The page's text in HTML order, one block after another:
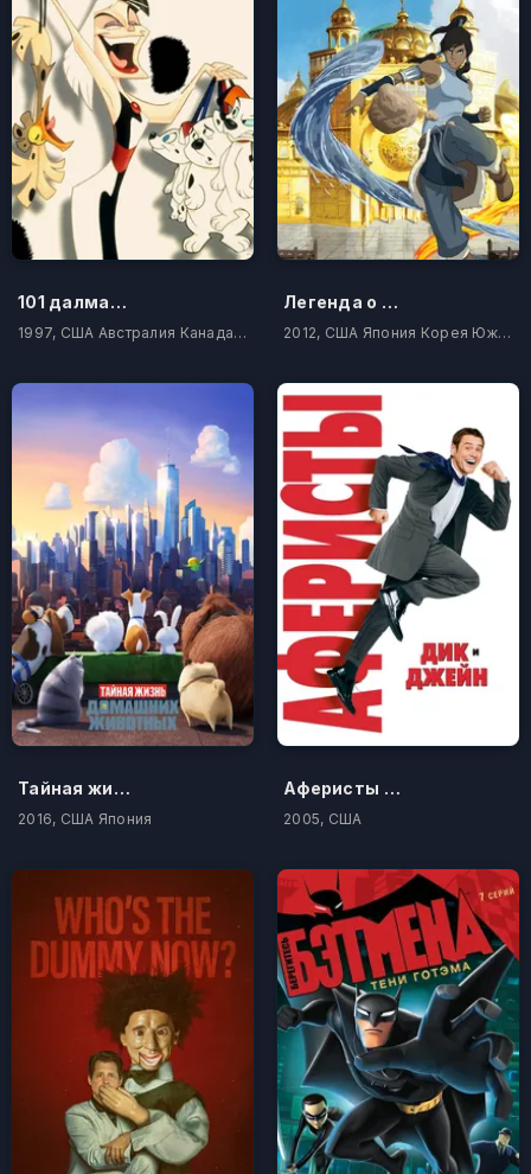
101 далматинец
1997, США Австралия Канада Япония Тайвань Корея Южная
Легенда о Корре
2012, США Япония Корея Южная
Тайная жизнь домашних животных
2016, США Япония
Аферисты Дик и Джейн
2005, США